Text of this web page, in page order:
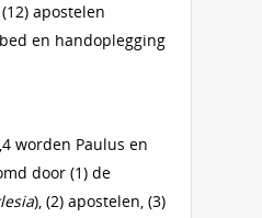
apostelen
en handoplegging
worden Paulus en
door (1) de
), (2) apostelen, (3)